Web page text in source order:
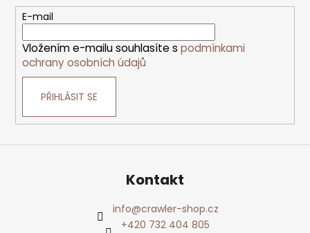
E-mail
Vložením e-mailu souhlasíte s podmínkami
ochrany osobních údajů
PŘIHLÁSIT SE
Kontakt
info@crawler-shop.cz
+420 732 404 805